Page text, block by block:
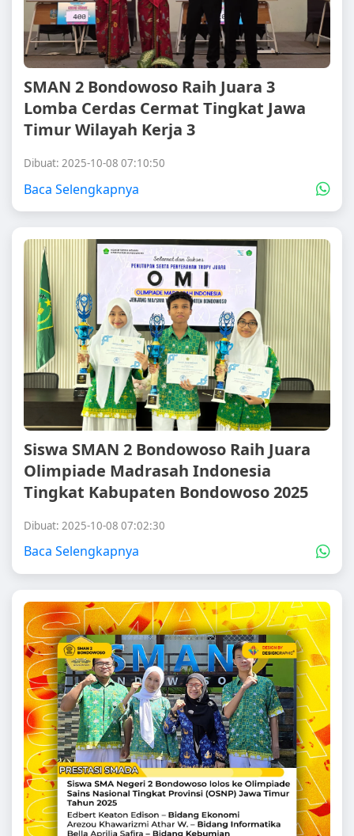
SMAN 2 Bondowoso Raih Juara 3
Lomba Cerdas Cermat Tingkat Jawa
Timur Wilayah Kerja 3
Dibuat: 2025-10-08 07:10:50
Baca Selengkapnya
Siswa SMAN 2 Bondowoso Raih Juara
Olimpiade Madrasah Indonesia
Tingkat Kabupaten Bondowoso 2025
Dibuat: 2025-10-08 07:02:30
Baca Selengkapnya